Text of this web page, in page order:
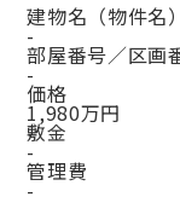
建物名（物件名）
-
部屋番号／区画
-
価格
1,980万円
敷金
-
管理費
-